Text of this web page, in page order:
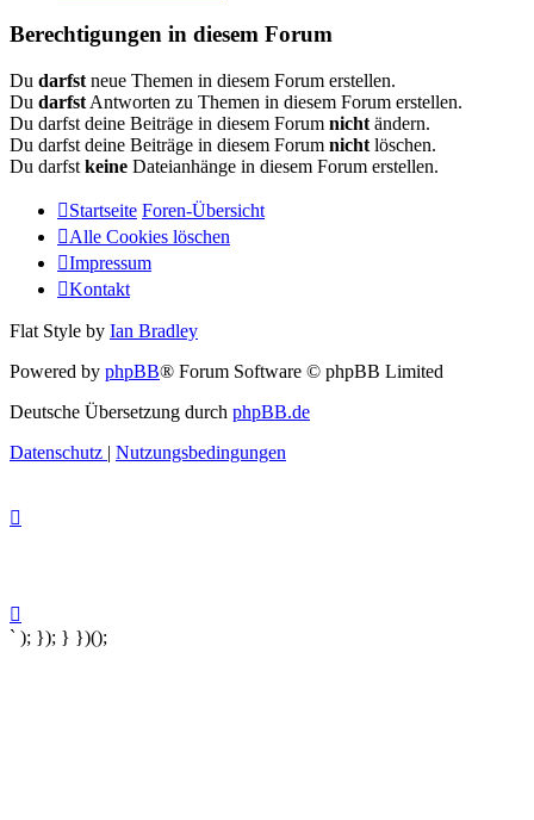
Berechtigungen in diesem Forum
Du darfst neue Themen in diesem Forum erstellen.
Du darfst Antworten zu Themen in diesem Forum erstellen.
Du darfst deine Beiträge in diesem Forum nicht ändern.
Du darfst deine Beiträge in diesem Forum nicht löschen.
Du darfst keine Dateianhänge in diesem Forum erstellen.
Startseite Foren-Übersicht
Alle Cookies löschen
Impressum
Kontakt
Flat Style by Ian Bradley
Powered by phpBB® Forum Software © phpBB Limited
Deutsche Übersetzung durch phpBB.de
Datenschutz | Nutzungsbedingungen
` ); }); } })();